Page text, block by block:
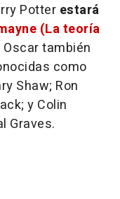
Potter estará
(La teoría
también
como
Shaw; Ron
y Colin
Graves.